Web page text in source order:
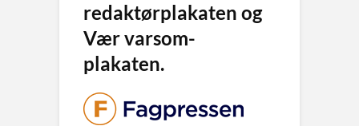
redaktørplakaten og
Vær varsom-
plakaten.